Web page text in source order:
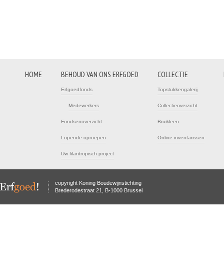
HOME BEHOUD VAN ONS ERFGOED
Erfgoedfonds
Medewerkers
Fondsenoverzicht
Lopende oproepen
Uw filantropisch project
COLLECTIE
Topstukkengalerij
Collectieoverzicht
Bruikleen
Online inventarissen
copyright Koning Boudewijnstichting
Brederodestraat 21, B-1000 Brussel